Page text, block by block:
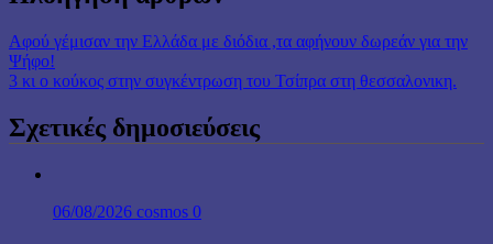
Αφού γέμισαν την Ελλάδα με διόδια ,τα αφήνουν δωρεάν για την
Ψήφο!
3 κι ο κούκος στην συγκέντρωση του Τσίπρα στη θεσσαλονικη.
Σχετικές δημοσιεύσεις
06/08/2026 cosmos 0